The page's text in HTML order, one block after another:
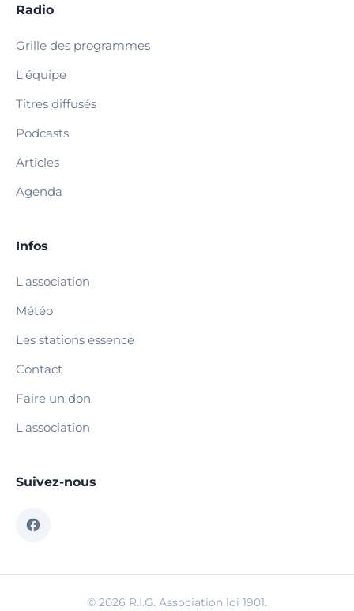
Radio
Grille des programmes
L'équipe
Titres diffusés
Podcasts
Articles
Agenda
Infos
L'association
Météo
Les stations essence
Contact
Faire un don
L'association
Suivez-nous
© 2026 R.I.G. Association loi 1901.